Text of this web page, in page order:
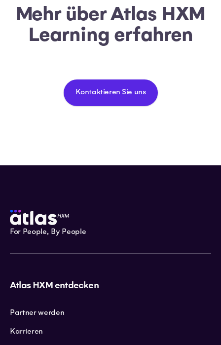
Mehr über Atlas HXM
Learning erfahren
Kontaktieren Sie uns
For People, By People
Atlas HXM entdecken
Partner werden
Karrieren